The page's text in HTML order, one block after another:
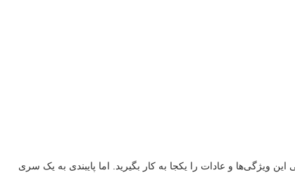
این ویژگی‌ها و عادات را یکجا به کار بگیرید. اما پایبندی به یک سری